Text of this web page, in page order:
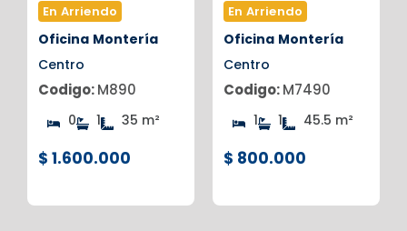
En Arriendo
Oficina Montería
Centro
Codigo:M890
0 1 35 m²
$ 1.600.000
En Arriendo
Oficina Montería
Centro
Codigo:M7490
1 1 45.5 m²
$ 800.000